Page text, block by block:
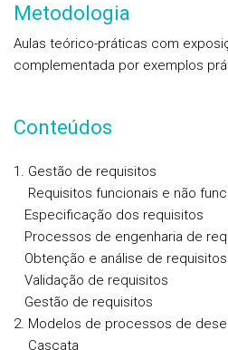
Metodologia
Aulas teórico-práticas com
complementada por exemplos
Conteúdos
1. Gestão de requisitos
Requisitos funcionais e não
Especificação dos requisitos
Processos de engenharia de
Obtenção e análise de requisitos
Validação de requisitos
Gestão de requisitos
2. Modelos de processos de
Cascata